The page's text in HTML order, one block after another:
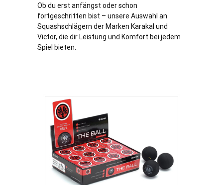
Ob du erst anfängst oder schon
fortgeschritten bist – unsere Auswahl an
Squashschlägern der Marken Karakal und
Victor, die dir Leistung und Komfort bei jedem
Spiel bieten.